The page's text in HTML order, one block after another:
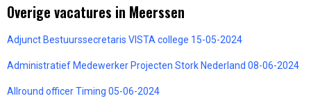
Overige vacatures in Meerssen
Adjunct Bestuurssecretaris VISTA college 15-05-2024
Administratief Medewerker Projecten Stork Nederland 08-06-2024
Allround officer Timing 05-06-2024